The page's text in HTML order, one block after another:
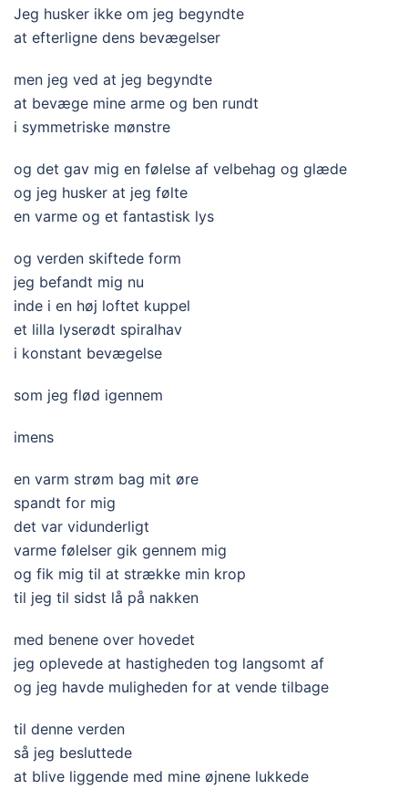
Jeg husker ikke om jeg begyndte
at efterligne dens bevægelser
men jeg ved at jeg begyndte
at bevæge mine arme og ben rundt
i symmetriske mønstre
og det gav mig en følelse af velbehag og glæde
og jeg husker at jeg følte
en varme og et fantastisk lys
og verden skiftede form
jeg befandt mig nu
inde i en høj loftet kuppel
et lilla lyserødt spiralhav
i konstant bevægelse
som jeg flød igennem
imens
en varm strøm bag mit øre
spandt for mig
det var vidunderligt
varme følelser gik gennem mig
og fik mig til at strække min krop
til jeg til sidst lå på nakken
med benene over hovedet
jeg oplevede at hastigheden tog langsomt af
og jeg havde muligheden for at vende tilbage
til denne verden
så jeg besluttede
at blive liggende med mine øjnene lukkede